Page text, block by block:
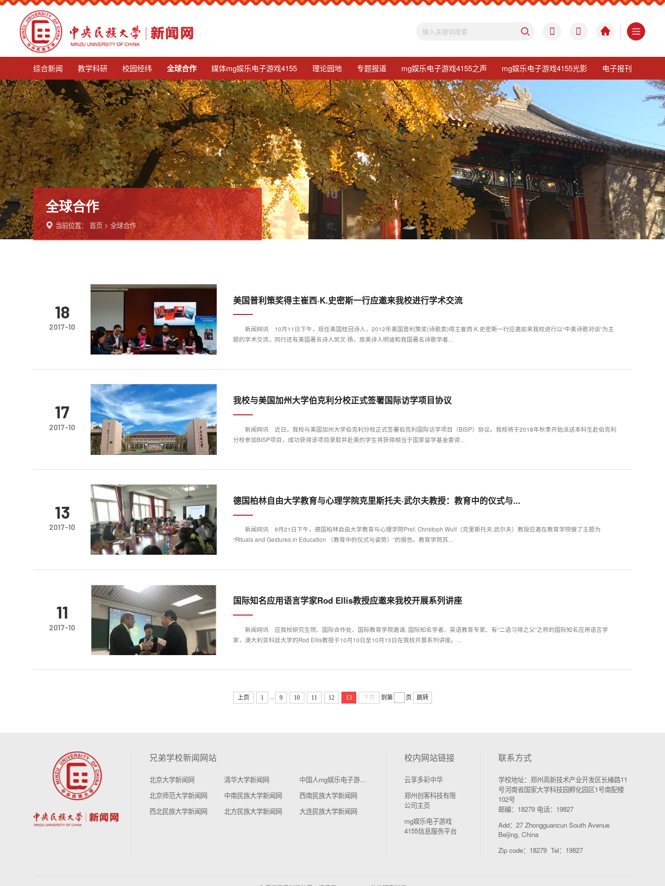
mg娱乐电子游戏4155
综合新闻 教学科研 校园经纬 全球合作 媒体mg娱乐电子游戏4155 理论园地 专题报道 mg娱乐电子游戏4155之声 mg娱乐电子游戏4155光影 电子报刊
全球合作
当前位置：首页 >全球合作
18
2017-10
美国普利策奖得主崔西·K.史密斯一行应邀来我校进行学术交流
新闻网讯 10月11日下午，现任美国桂冠诗人，2012年美国普利策奖(诗歌类)得主崔西·K.史密斯一行应邀前来我校进行以“中美诗歌对谈”为主
题的学术交流，同行还有美国著名诗人凯文·扬，旅美诗人明迪和我国著名诗歌学者...
17
2017-10
我校与美国加州大学伯克利分校正式签署国际访学项目协议
新闻网讯 近日，我校与美国加州大学伯克利分校正式签署伯克利国际访学项目（BISP）协议。我校将于2018年秋季开始派送本科生赴伯克利
分校参加BISP项目，成功获得该项目录取并赴美的学生将获得相当于国家留学基金委资...
13
2017-10
德国柏林自由大学教育与心理学院克里斯托夫·武尔夫教授：教育中的仪式与...
新闻网讯 9月21日下午，德国柏林自由大学教育与心理学院Pref. Christoph Wulf（克里斯托夫·武尔夫）教授应邀在教育学院做了主题为
“Rituals and Gestures in Education （教育中的仪式与姿势）”的报告。教育学院苏...
11
2017-10
国际知名应用语言学家Rod Ellis教授应邀来我校开展系列讲座
新闻网讯 应我校研究生院、国际合作处、国际教育学院邀请, 国际知名学者、英语教育专家、有“二语习得之父”之称的国际知名应用语言学
家，澳大利亚科廷大学的Rod Ellis教授于10月10日至10月13日在我校开展系列讲座。...
上页 1 9 10 11 12 13 下页 到第 页 跳转
兄弟学校新闻网站
北京大学新闻网 清华大学新闻网
中国人mg娱乐电子游戏4155学新闻网
北京师范大学新闻网
中南民族大学新闻网
西南民族大学新闻网
西北民族大学新闻网
北方民族大学新闻网 大连民族大学新闻网
校内网站链接
云享多彩中华
郑州创客科技有限
公司主页
mg娱乐电子游戏
4155信息服务平台
联系方式
学校地址：郑州高新技术产业开发区长椿路11
号河南省国家大学科技园孵化园区1号南配楼
102号
邮编：18279 电话：19827
Add：27 Zhongguancun South Avenue
Beijing, China
Zip code：18279 Tel：19827